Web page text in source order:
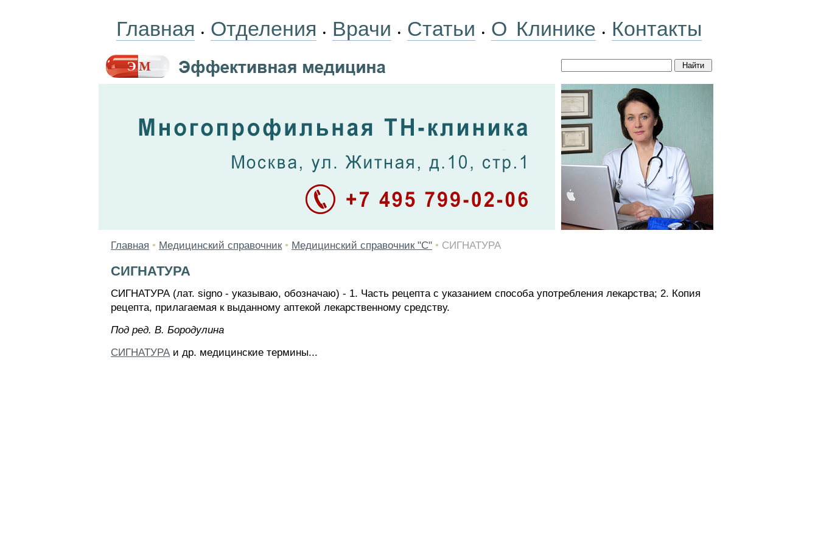
Главная • Отделения • Врачи • Статьи • О Клинике • Контакты
Главная • Медицинский справочник • Медицинский справочник "С" • СИГНАТУРА
СИГНАТУРА
СИГНАТУРА (лат. signo - указываю, обозначаю) - 1. Часть рецепта с указанием способа употребления лекарства; 2. Копия
рецепта, прилагаемая к выданному аптекой лекарственному средству.
Пoд peд. B. Бopoдyлинa
СИГНАТУРА и др. медицинские термины...